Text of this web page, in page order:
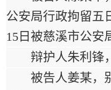
公安局行政拘留五
15日被慈溪市公安
辩护人朱利锋
被告人姜某，